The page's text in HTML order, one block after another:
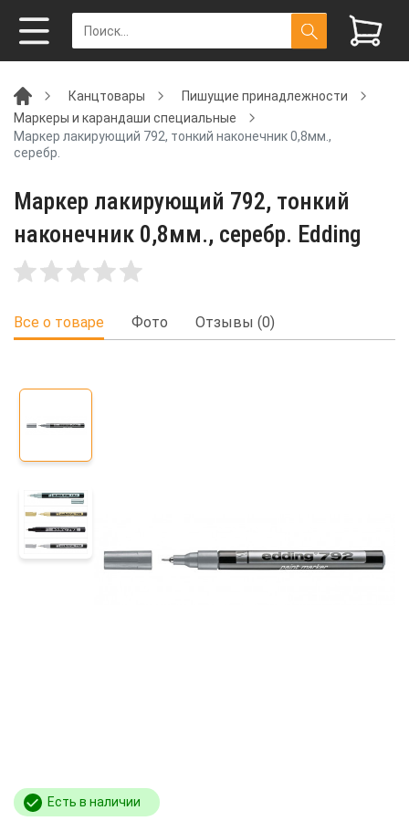
Канцтовары
Пишущие принадлежности
Маркеры и карандаши специальные
Маркер лакирующий 792, тонкий наконечник 0,8мм.,
серебр.
Маркер лакирующий 792, тонкий
наконечник 0,8мм., серебр. Edding
Все о товаре Фото Отзывы (0)
Есть в наличии